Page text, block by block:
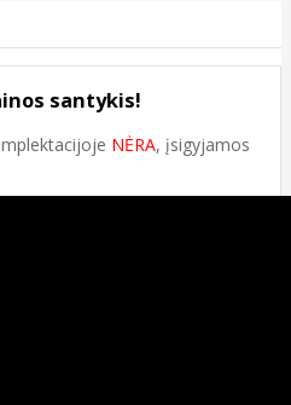
santykis!
NĖRA, įsigyjamos